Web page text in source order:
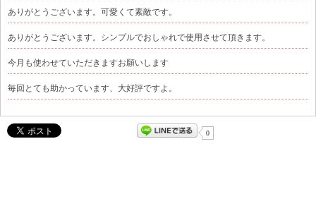
ありがとうございます。可愛くて素敵です。
ありがとうございます。シンプルでおしゃれで使用させて頂きます。
今月も使わせていただきますお願いします
毎回とても助かっています、大好評ですよ。
0